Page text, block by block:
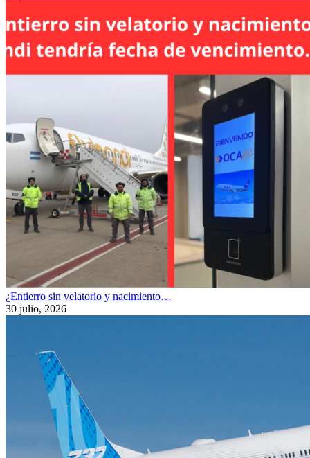
¿Entierro sin velatorio y nacimiento…
30 julio, 2026